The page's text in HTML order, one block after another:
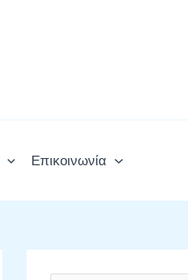
Επικοινωνία